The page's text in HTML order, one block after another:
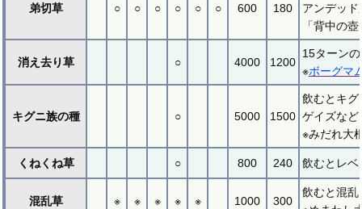
弟切草 ○ ○ ○ ○ ○ ○ 600 180
アンデッ
「背中の
消え去り草 ○ 4000 1200
15ターン
※ボーグマ
キグニ族の種 ○ 5000 1500
飲むとキグ
ゲイズなど
※みだれ大
くねくね草 ○ 800 240 飲むとレベ
混乱草 ※ ※ ※ ※ ※ 1000 300
飲むと混乱